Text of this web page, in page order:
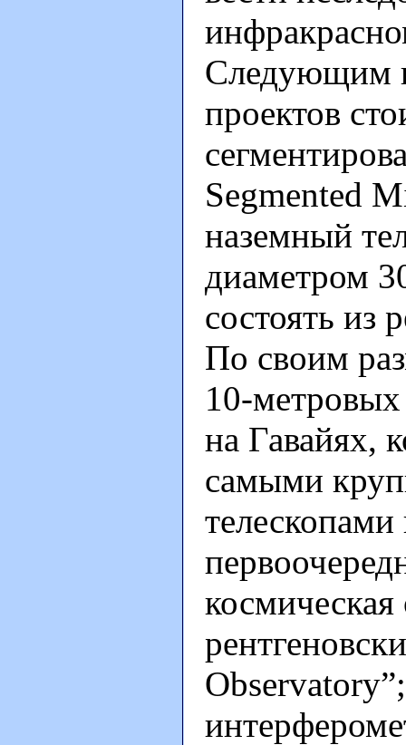
Следующим
проектов
Segmented
наземный
диаметром
состоять из
По своим
10-метровых
на Гавайях,
самыми
космическая